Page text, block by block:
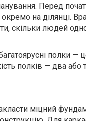
Перед
на ділянці.
скільки людей
полки —
полків — два або
міцний